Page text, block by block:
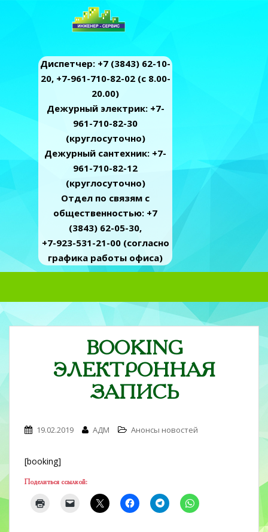
Диспетчер: +7 (3843) 62-10-
20, +7-961-710-82-02 (c 8.00-
20.00)
Дежурный электрик: +7-
961-710-82-30
(круглосуточно)
Дежурный сантехник: +7-
961-710-82-12
(круглосуточно)
Отдел по связям с
общественностью: +7
(3843) 62-05-30,
+7-923-531-21-00 (согласно
графика работы офиса)
i
n
t
BOOKING
ЭЛЕКТРОННАЯ
ЗАПИСЬ
19.02.2019 АДМ Анонсы новостей
[booking]
Поделиться ссылкой: